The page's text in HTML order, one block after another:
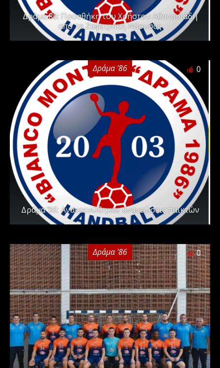
Δράμα ΄86: Προσθήκη του Χρήστου Αθανασιάδη
από το Ζαφειράκη Νάουσας
Δράμα '86 0
Δράμα ’86: Ανακοινώθηκαν ανανεώσεις παικτών
Δράμα '86 0